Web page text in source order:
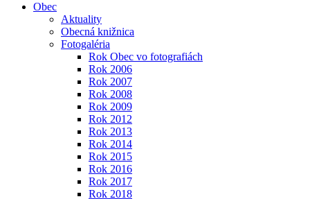
Obec
Aktuality
Obecná knižnica
Fotogaléria
Rok Obec vo fotografiách
Rok 2006
Rok 2007
Rok 2008
Rok 2009
Rok 2012
Rok 2013
Rok 2014
Rok 2015
Rok 2016
Rok 2017
Rok 2018